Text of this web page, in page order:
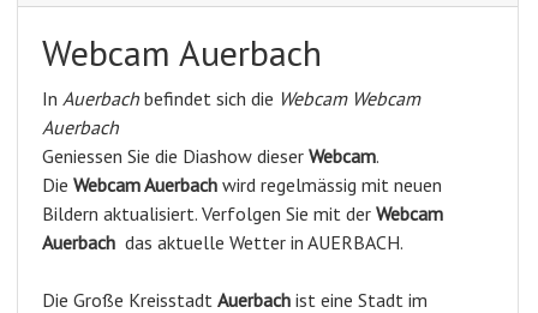
Webcam Auerbach
In Auerbach befindet sich die Webcam Webcam
Auerbach
Geniessen Sie die Diashow dieser Webcam.
Die Webcam Auerbach wird regelmässig mit neuen
Bildern aktualisiert. Verfolgen Sie mit der Webcam
Auerbach das aktuelle Wetter in AUERBACH.
Die Große Kreisstadt Auerbach ist eine Stadt im